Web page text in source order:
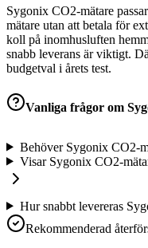
Sygonix CO2-mätare
mätare utan att betala för
koll på inomhusluften
snabb leverans är viktigt.
budgetval i årets test.
Vanliga frågor om
Behöver Sygonix CO2-
Visar Sygonix CO2-
Hur snabbt levereras
Rekommenderad